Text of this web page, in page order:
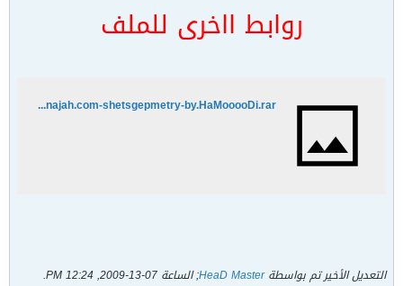
روابط ااخرى للملف
http://uploadground.com/files/1LW3STNL/ienajah.com-shetsgepmetry-by.HaMooooDi.rar
التعديل الأخير تم بواسطةHeaD Master; الساعة 07-13-2009, 12:24 PM
.